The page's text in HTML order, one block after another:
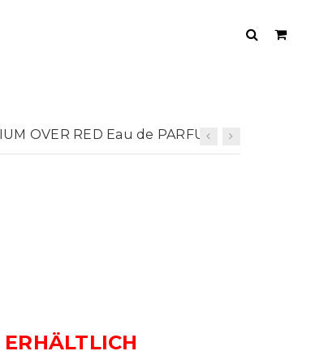
OVER RED Eau de PARFUM